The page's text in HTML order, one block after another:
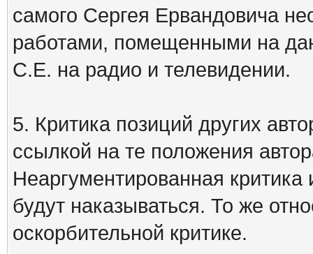
самого Сергея Ервандовича
работами, помещенными на
С.Е. на радио и телевидении.
5. Критика позиций других
ссылкой на те положения
Неаргументированная
будут наказываться. То же
оскорбительной критике.